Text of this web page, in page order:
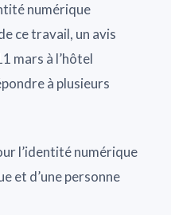
numérique
ce travail, un avis
mars à l’hôtel
à plusieurs
l’identité numérique
et d’une personne